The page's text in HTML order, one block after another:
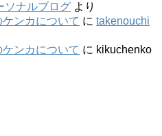
ソナルブログ より
ンカについて に takenouchi
ンカについて に kikuchenko